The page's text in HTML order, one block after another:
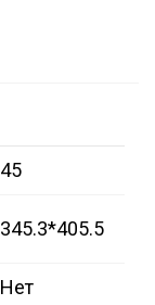
45
345.3*405.5
Нет